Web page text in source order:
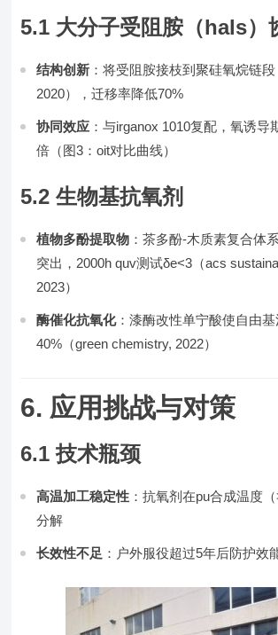
5.1 大分子受阻胺（hals）
结构创新 ：将受阻胺接枝到聚硅氧烷链
2020），迁移率降低70%
协同效应 ：与irganox 1010复配，氧诱导
倍（图3：oit对比曲线）
5.2 生物基抗氧剂
植物多酚提取物 ：茶多酚-木质素复合体
突出，2000h quv测试δe<3（acs
2023）
酶催化抗氧化：漆酶改性单宁酸使自由
40%（green chemistry, 2022）
6. 应用挑战与对策
6.1 技术瓶颈
高温加工稳定性 ：抗氧剂在pu合成温度
分解
长效性不足 ：户外服役超过5年后防护效